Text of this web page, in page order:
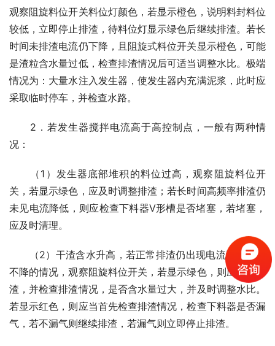
观察阻旋料位开关料位灯颜色，若显示橙色，说明料封料位
较低，立即停止排渣，待料位灯显示绿色后继续排渣。若长
时间未排渣电流仍下降，且阻旋式料位开关显示橙色，可能
是渣粒含水量过低，检查排渣情况后可适当调整水比。极端
情况为：大量水注入发生器，使发生器内充满泥浆，此时应
采取临时停车，并检查水路。
2．若发生器搅拌电流高于高控制点，一般有两种情
况：
（1）发生器底部堆积的料位过高，观察阻旋料位开
关，若显示绿色，应及时调整排渣；若长时间高频率排渣仍
未见电流降低，则应检查下料器V形槽是否堵塞，若堵塞，
应及时清理。
（2）干渣含水升高，若正常排渣仍出现电流过高持续
不降的情况，观察阻旋料位开关，若显示绿色，则应加速排
渣，并检查排渣情况，是否含水量过大，并及时调整水比。
若显示红色，则应当首先检查排渣情况，检查下料器是否漏
气，若不漏气则继续排渣，若漏气则立即停止排渣。